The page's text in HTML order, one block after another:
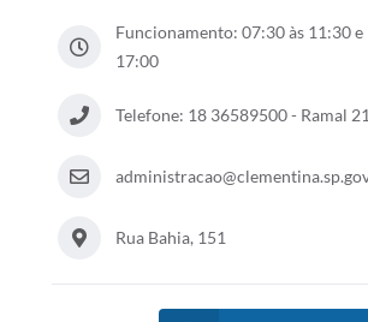
Funcionamento: 07:30 às 11:30 e
17:00
Telefone: 18 36589500 - Ramal
Rua Bahia, 151